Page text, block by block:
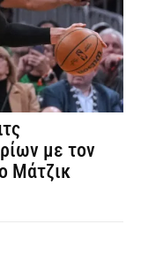
με τον
Μάτζικ